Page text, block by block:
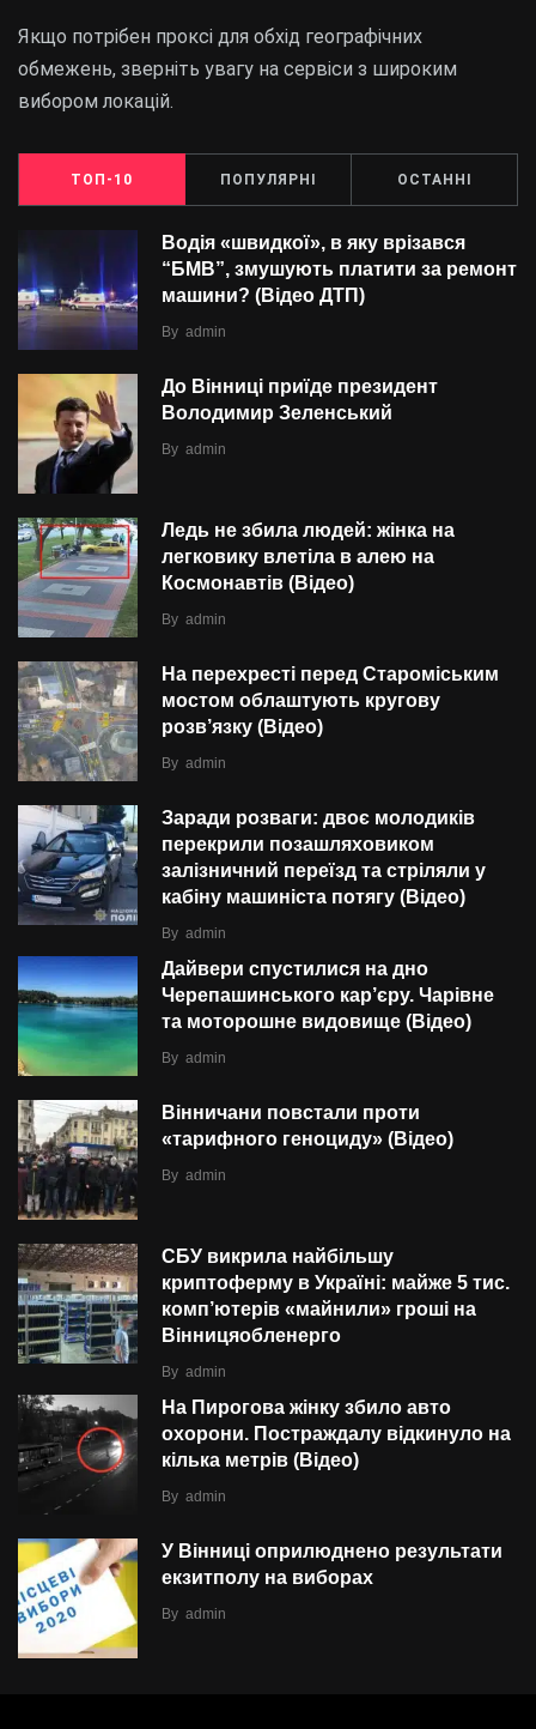
Якщо потрібен проксі для обхід географічних
обмежень, зверніть увагу на сервіси з широким
вибором локацій.
ТОП-10 ПОПУЛЯРНІ ОСТАННІ
Водія «швидкої», в яку врізався
“БMВ”, змушують платити за ремонт
машини? (Відео ДТП)
By admin
До Вінниці приїде президент
Володимир Зеленський
By admin
Ледь не збила людей: жінка на
легковику влетіла в алею на
Космонавтів (Відео)
By admin
На перехресті перед Староміським
мостом облаштують кругову
розв’язку (Відео)
By admin
Заради розваги: двоє молодиків
перекрили позашляховиком
залізничний переїзд та стріляли у
кабіну машиніста потягу (Відео)
By admin
Дайвери спустилися на дно
Черепашинського кар’єру. Чарівне
та моторошне видовище (Відео)
By admin
Вінничани повстали проти
«тарифного геноциду» (Відео)
By admin
СБУ викрила найбільшу
криптоферму в Україні: майже 5 тис.
комп’ютерів «майнили» гроші на
Вінницяобленерго
By admin
На Пирогова жінку збило авто
охорони. Постраждалу відкинуло на
кілька метрів (Відео)
By admin
У Вінниці оприлюднено результати
екзитполу на виборах
By admin